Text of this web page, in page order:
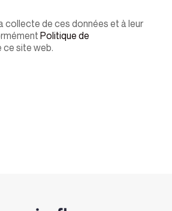
collecte de ces données et à leur
Politique de
ce site web.